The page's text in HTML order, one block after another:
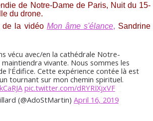
de Notre-Dame de Paris, Nuit du 15-
du drone.
de la vidéo Mon âme s'élance, Sandrine
vécu avec/en la cathédrale Notre-
vivante. Nous sommes les
l'Édifice. Cette expérience contée là est
tournant sur mon chemin spirituel.
pic.twitter.com/dRYRIXjxVF
(@AdoStMartin) April 16, 2019